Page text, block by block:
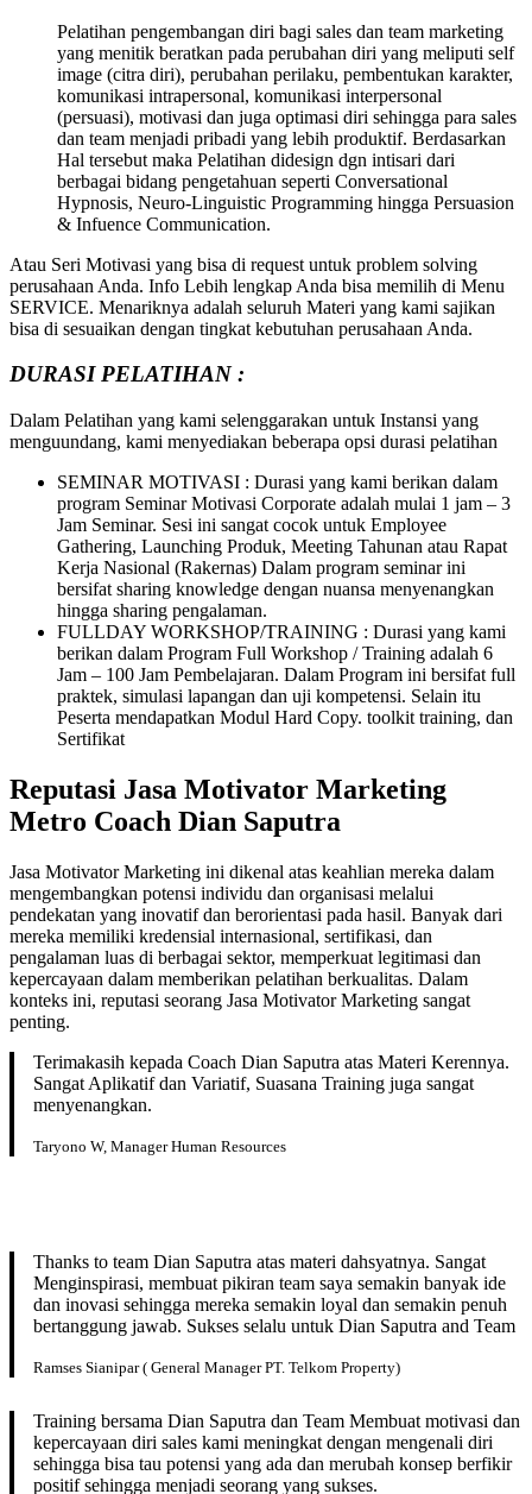
Pelatihan pengembangan diri bagi sales dan team marketing
yang menitik beratkan pada perubahan diri yang meliputi self
image (citra diri), perubahan perilaku, pembentukan karakter,
komunikasi intrapersonal, komunikasi interpersonal
(persuasi), motivasi dan juga optimasi diri sehingga para sales
dan team menjadi pribadi yang lebih produktif. Berdasarkan
Hal tersebut maka Pelatihan didesign dgn intisari dari
berbagai bidang pengetahuan seperti Conversational
Hypnosis, Neuro-Linguistic Programming hingga Persuasion
& Infuence Communication.
Atau Seri Motivasi yang bisa di request untuk problem solving
perusahaan Anda. Info Lebih lengkap Anda bisa memilih di Menu
SERVICE. Menariknya adalah seluruh Materi yang kami sajikan
bisa di sesuaikan dengan tingkat kebutuhan perusahaan Anda.
DURASI PELATIHAN :
Dalam Pelatihan yang kami selenggarakan untuk Instansi yang
menguundang, kami menyediakan beberapa opsi durasi pelatihan
SEMINAR MOTIVASI : Durasi yang kami berikan dalam
program Seminar Motivasi Corporate adalah mulai 1 jam – 3
Jam Seminar. Sesi ini sangat cocok untuk Employee
Gathering, Launching Produk, Meeting Tahunan atau Rapat
Kerja Nasional (Rakernas) Dalam program seminar ini
bersifat sharing knowledge dengan nuansa menyenangkan
hingga sharing pengalaman.
FULLDAY WORKSHOP/TRAINING : Durasi yang kami
berikan dalam Program Full Workshop / Training adalah 6
Jam – 100 Jam Pembelajaran. Dalam Program ini bersifat full
praktek, simulasi lapangan dan uji kompetensi. Selain itu
Peserta mendapatkan Modul Hard Copy. toolkit training, dan
Sertifikat
Reputasi Jasa Motivator Marketing
Metro Coach Dian Saputra
Jasa Motivator Marketing ini dikenal atas keahlian mereka dalam
mengembangkan potensi individu dan organisasi melalui
pendekatan yang inovatif dan berorientasi pada hasil. Banyak dari
mereka memiliki kredensial internasional, sertifikasi, dan
pengalaman luas di berbagai sektor, memperkuat legitimasi dan
kepercayaan dalam memberikan pelatihan berkualitas. Dalam
konteks ini, reputasi seorang Jasa Motivator Marketing sangat
penting.
Terimakasih kepada Coach Dian Saputra atas Materi Kerennya.
Sangat Aplikatif dan Variatif, Suasana Training juga sangat
menyenangkan.
Taryono W, Manager Human Resources
Thanks to team Dian Saputra atas materi dahsyatnya. Sangat
Menginspirasi, membuat pikiran team saya semakin banyak ide
dan inovasi sehingga mereka semakin loyal dan semakin penuh
bertanggung jawab. Sukses selalu untuk Dian Saputra and Team
Ramses Sianipar ( General Manager PT. Telkom Property)
Training bersama Dian Saputra dan Team Membuat motivasi dan
kepercayaan diri sales kami meningkat dengan mengenali diri
sehingga bisa tau potensi yang ada dan merubah konsep berfikir
positif sehingga menjadi seorang yang sukses.